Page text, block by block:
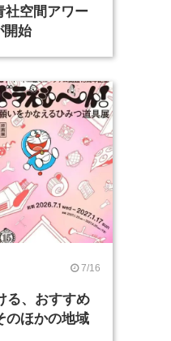
社空間アワー
開始
7/16
る、おすすめ
のほかの地域